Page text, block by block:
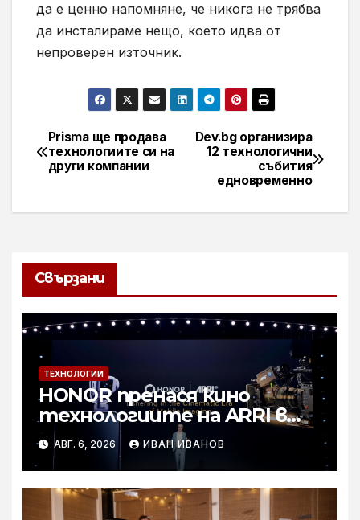
да е ценно напомняне, че никога не трябва
да инсталираме нещо, което идва от
непроверен източник.
Навигация
Dev.bg организира
12 технологични
събития
едновременно
Prisma ще продава
технологиите си на
други компании
Свързани
ТЕХНОЛОГИИ
HONOR пренася кино
технологиите на ARRI в
мобилното творчество на
събитието Imaging
Technology Launch
АВГ. 6, 2026 ИВАН ИВАНОВ